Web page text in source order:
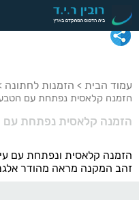
עמוד הבית > הזמנות לחתונה
הזמנה קלאסית נפתחת עם
הזמנה קלאסית נפתחת
הזמנה קלאסית ונפתחת עם
זהב המקנה מראה מהודר